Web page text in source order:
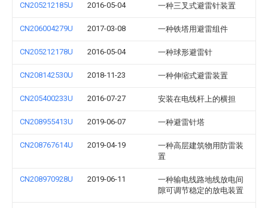
CN205212185U 2016-05-04 一种三叉式避雷针装置
CN206004279U 2017-03-08 一种铁塔用避雷组件
CN205212178U 2016-05-04 一种球形避雷针
CN208142530U 2018-11-23 一种伸缩式避雷装置
CN205400233U 2016-07-27 安装在电线杆上的横担
CN208955413U 2019-06-07 一种避雷针塔
CN208767614U 2019-04-19
一种高层建筑物用防雷装
置
CN208970928U 2019-06-11
一种输电线路地线放电间
隙可调节稳定的放电装置